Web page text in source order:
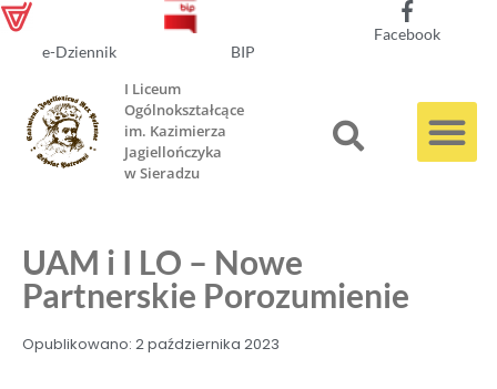
e-Dziennik BIP
Facebook
I Liceum
Ogólnokształcące
im. Kazimierza
Jagiellończyka
w Sieradzu
UAM i I LO – Nowe
Partnerskie Porozumienie
Opublikowano: 2 października 2023